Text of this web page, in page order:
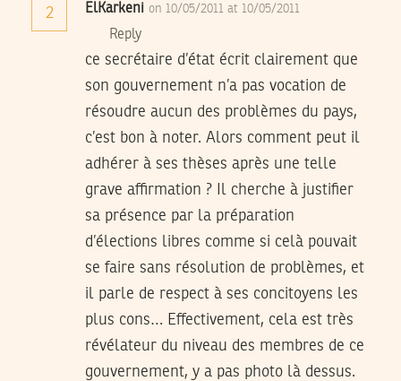
2 ElKarkeni on 10/05/2011 at 10/05/2011
Reply
ce secrétaire d’état écrit clairement que
son gouvernement n’a pas vocation de
résoudre aucun des problèmes du pays,
c’est bon à noter. Alors comment peut il
adhérer à ses thèses après une telle
grave affirmation ? Il cherche à justifier
sa présence par la préparation
d’élections libres comme si celà pouvait
se faire sans résolution de problèmes, et
il parle de respect à ses concitoyens les
plus cons… Effectivement, cela est très
révélateur du niveau des membres de ce
gouvernement, y a pas photo là dessus.